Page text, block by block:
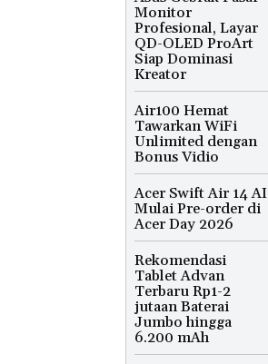
Monitor
Profesional, Layar
QD-OLED ProArt
Siap Dominasi
Kreator
Air100 Hemat
Tawarkan WiFi
Unlimited dengan
Bonus Vidio
Acer Swift Air 14 AI
Mulai Pre-order di
Acer Day 2026
Rekomendasi
Tablet Advan
Terbaru Rp1-2
jutaan Baterai
Jumbo hingga
6.200 mAh